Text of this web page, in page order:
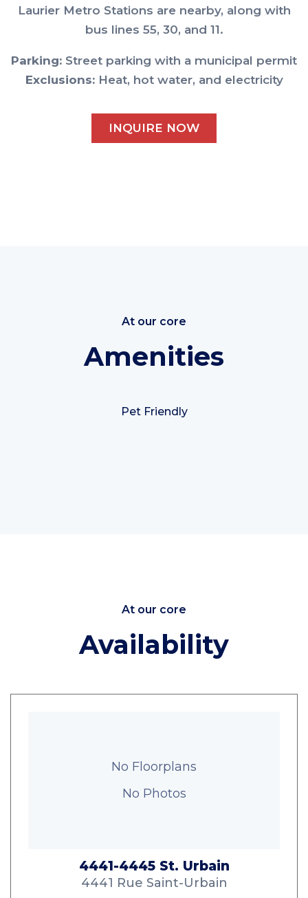
Laurier Metro Stations are nearby, along with
bus lines 55, 30, and 11.
Parking: Street parking with a municipal permit
Exclusions:Heat, hot water, and electricity
INQUIRE NOW
At our core
Amenities
Pet Friendly
At our core
Availability
No Floorplans
No Photos
4441-4445 St. Urbain
4441 Rue Saint-Urbain